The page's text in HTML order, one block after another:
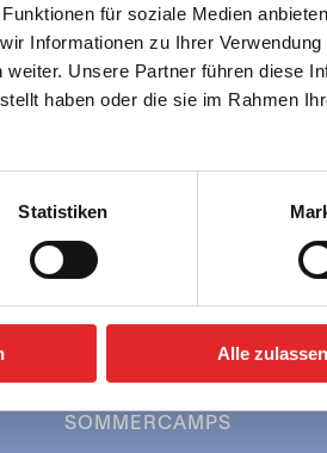
für soziale Medien
Informationen zu Ihrer Verwendung
Unsere Partner führen diese
haben oder die sie im Rahmen
Statistiken
Alle zulassen
SCHULEN
» Berge & Seen in Österreich
» Städtereisen in Europa
FREIZEITGRUPPEN
» Berge & Seen in Österreich
» Städtereisen in Europa
SOMMERCAMPS